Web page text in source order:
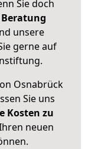
Sie doch
unsere
gerne auf
Osnabrück
Sie uns
Kosten zu
neuen